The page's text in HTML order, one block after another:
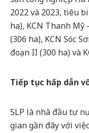
2022 và 2023, tiêu
ha), KCN Thanh Mỹ
(306 ha), KCN Sóc
đoạn II (300 ha) và
Tiếp tục hấp dẫn
SLP là nhà đầu tư
gian gần đây với